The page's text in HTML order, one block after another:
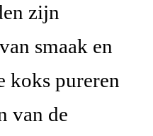
zijn
smaak en
koks pureren
van de